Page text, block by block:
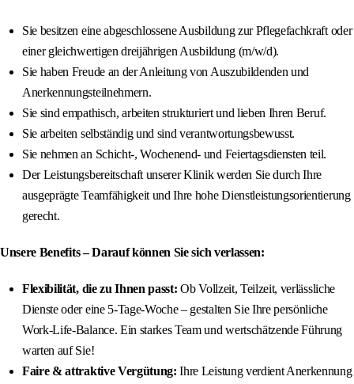
Sie besitzen eine abgeschlossene Ausbildung zur Pflegefachkraft oder
einer gleichwertigen dreijährigen Ausbildung (m/w/d).
Sie haben Freude an der Anleitung von Auszubildenden und
Anerkennungsteilnehmern.
Sie sind empathisch, arbeiten strukturiert und lieben Ihren Beruf.
Sie arbeiten selbständig und sind verantwortungsbewusst.
Sie nehmen an Schicht-, Wochenend- und Feiertagsdiensten teil.
Der Leistungsbereitschaft unserer Klinik werden Sie durch Ihre
ausgeprägte Teamfähigkeit und Ihre hohe Dienstleistungsorientierung
gerecht.
Unsere Benefits – Darauf können Sie sich verlassen:
Flexibilität, die zu Ihnen passt: Ob Vollzeit, Teilzeit, verlässliche
Dienste oder eine 5-Tage-Woche – gestalten Sie Ihre persönliche
Work-Life-Balance. Ein starkes Team und wertschätzende Führung
warten auf Sie!
Faire & attraktive Vergütung: Ihre Leistung verdient Anerkennung